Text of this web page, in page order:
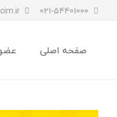
021-54401000
صفحه اصلی